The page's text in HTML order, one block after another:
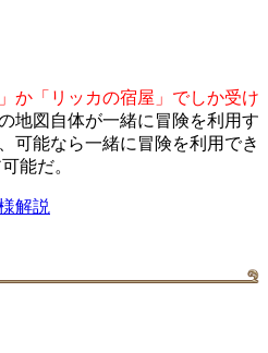
か「リッカの宿屋」でしか受け
地図自体が一緒に冒険を利用す
可能なら一緒に冒険を利用でき
能だ。
解説